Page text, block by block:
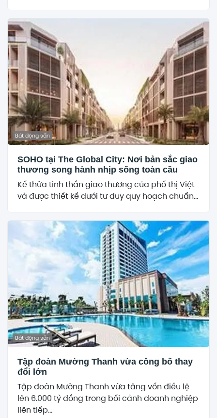
Bất động sản
SOHO tại The Global City: Nơi bản sắc giao
thương song hành nhịp sống toàn cầu
Kế thừa tinh thần giao thương của phố thị Việt
và được thiết kế dưới tư duy quy hoạch chuẩn...
Bất động sản
Tập đoàn Mường Thanh vừa công bố thay
đổi lớn
Tập đoàn Mường Thanh vừa tăng vốn điều lệ
lên 6.000 tỷ đồng trong bối cảnh doanh nghiệp
liên tiếp...